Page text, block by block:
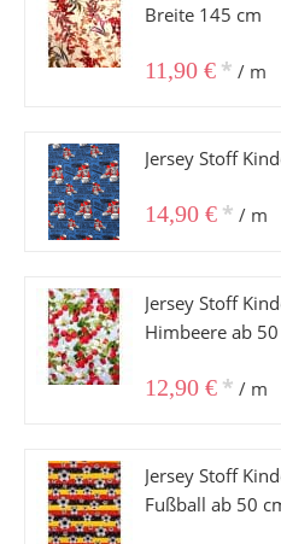
Breite 145 cm
11,90 € * / m
Jersey Stoff
14,90 € * / m
Jersey Stoff
Himbeere ab
12,90 € * / m
Jersey Stoff
Fußball ab 50